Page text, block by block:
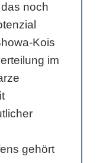
noch
Kois
im
gehört